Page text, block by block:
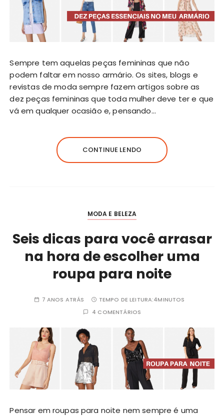
Sempre tem aquelas peças femininas que não
podem faltar em nosso armário. Os sites, blogs e
revistas de moda sempre fazem artigos sobre as
dez peças femininas que toda mulher deve ter e que
vá em qualquer ocasião e, pensando…
CONTINUE LENDO
MODA E BELEZA
Seis dicas para você arrasar
na hora de escolher uma
roupa para noite
7 ANOS ATRÁS TEMPO DE LEITURA:4MINUTOS
4 COMENTÁRIOS
Pensar em roupas para noite nem sempre é uma